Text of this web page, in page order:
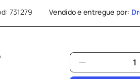
: 731279 Vendido e entregue por: